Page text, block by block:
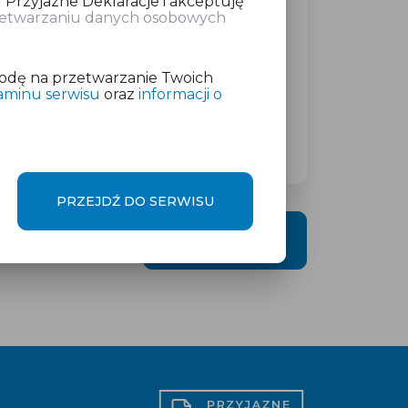
w wysokości
danych osobowych
na przetwarzanie Twoich
serwisu orazinformacji o
PRZEJDŹ DO SERWISU